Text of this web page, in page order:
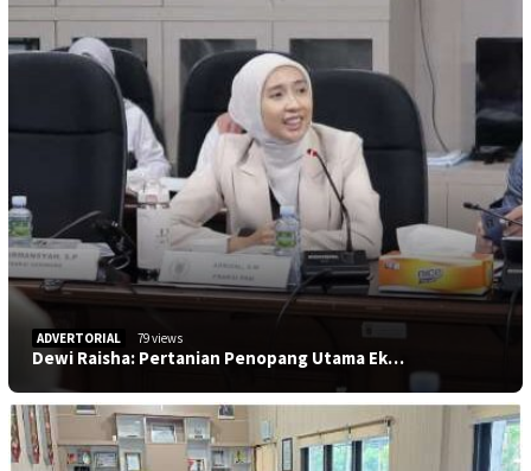
ADVERTORIAL 79 views
Dewi Raisha: Pertanian Penopang Utama Ek…